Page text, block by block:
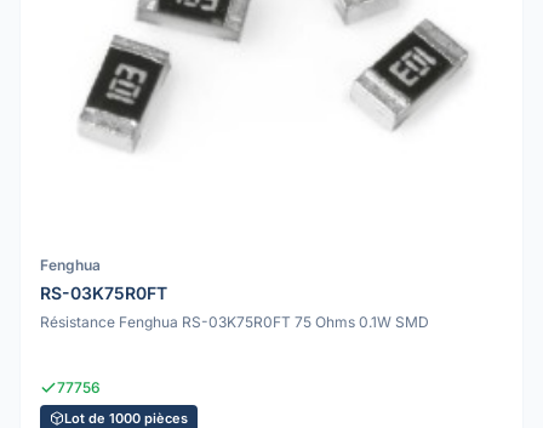
Fenghua
RS-03K75R0FT
Résistance Fenghua RS-03K75R0FT 75 Ohms 0.1W SMD
77756
Lot de 1000 pièces